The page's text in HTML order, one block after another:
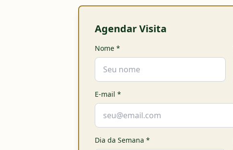
Agendar Visita
Nome *
E-mail *
Dia da Semana *